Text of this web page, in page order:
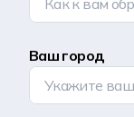
Ваш город